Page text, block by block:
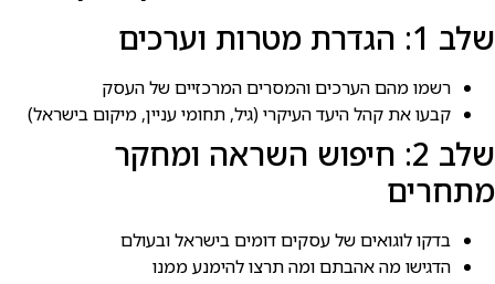
שלב 1: הגדרת מטרות וערכים
רשמו מהם הערכים והמסרים המרכזיים של העסק
קבעו את קהל היעד העיקרי (גיל, תחומי עניין, מיקום בישראל)
שלב 2: חיפוש השראה ומחקר
מתחרים
בדקו לוגואים של עסקים דומים בישראל ובעולם
הדגישו מה אהבתם ומה תרצו להימנע ממנו